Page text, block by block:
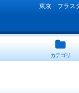
東京 フラス
カテゴリ